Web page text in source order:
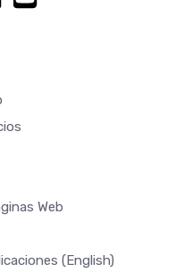
Web
(English)